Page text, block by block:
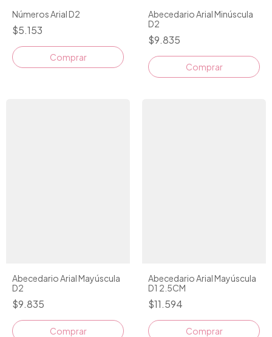
Números Arial D2
$5.153
Comprar
Abecedario Arial Minúscula
D2
$9.835
Comprar
Abecedario Arial Mayúscula
D2
$9.835
Comprar
Abecedario Arial Mayúscula
D1 2.5CM
$11.594
Comprar